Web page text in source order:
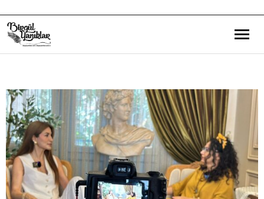
Eğitim Yazılarım
Gezi ve Kültür Yazılarım
Röportajlarım
Destek Olduğum Projeler